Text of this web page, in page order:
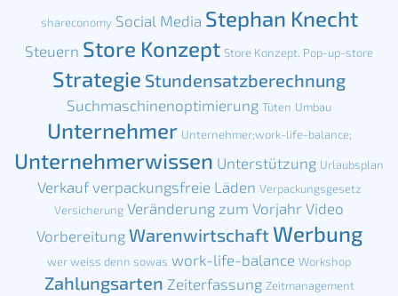
shareconomy Social Media Stephan Knecht
Steuern Store Konzept Store Konzept. Pop-up-store
Strategie Stundensatzberechnung
Suchmaschinenoptimierung Tüten Umbau
Unternehmer Unternehmer;work-life-balance;
Unternehmerwissen Unterstützung Urlaubsplan
Verkauf verpackungsfreie Läden Verpackungsgesetz
Versicherung Veränderung zum Vorjahr Video
Vorbereitung WarenwirtschaftWerbung
wer weiss denn sowas work-life-balance Workshop
Zahlungsarten Zeiterfassung Zeitmanagement